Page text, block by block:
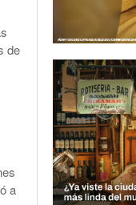
de
a